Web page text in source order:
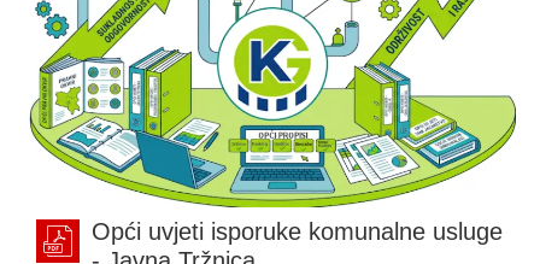
Opći uvjeti isporuke komunalne usluge